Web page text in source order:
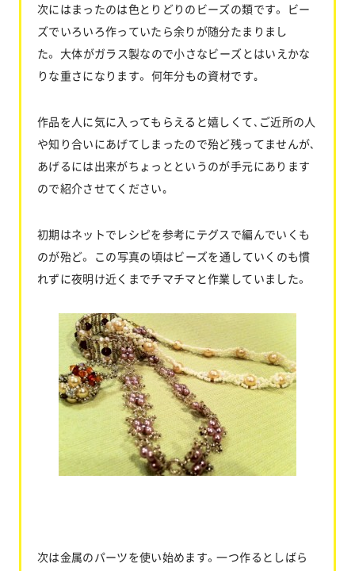
次にはまったのは色とりどりのビーズの類です。 ビー
ズでいろいろ作っていたら余りが随分たまりまし
た。 大体がガラス製なので小さなビーズとはいえかな
りな重さになります。 何年分もの資材です｡
作品を人に気に入ってもらえると嬉しくて､ご近所の人
や知り合いにあげてしまったので殆ど残ってませんが､
あげるには出来がちょっとというのが手元にあります
ので紹介させてください｡
初期はネットでレシピを参考にテグスで編んでいくも
のが殆ど。 この写真の頃はビーズを通していくのも慣
れずに夜明け近くまでチマチマと作業していました。
次は金属のパーツを使い始めます。一つ作るとしばら